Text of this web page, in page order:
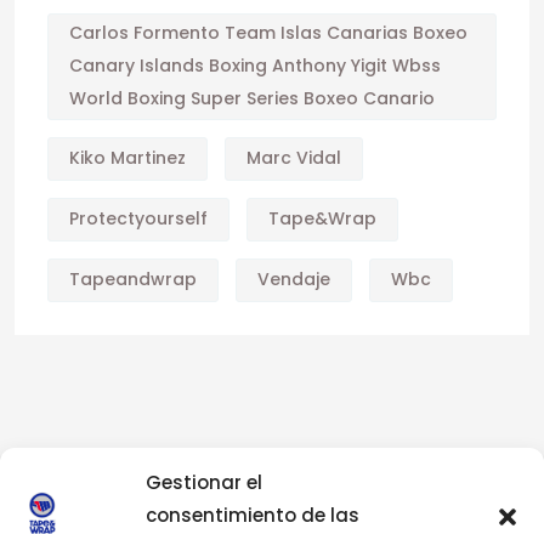
Gestionar el
consentimiento de las
Carlos Formento Team Islas Canarias Boxeo
Canary Islands Boxing Anthony Yigit Wbss
World Boxing Super Series Boxeo Canario
Kiko Martinez Marc Vidal
Protectyourself Tape&wrap
Tapeandwrap Vendaje Wbc